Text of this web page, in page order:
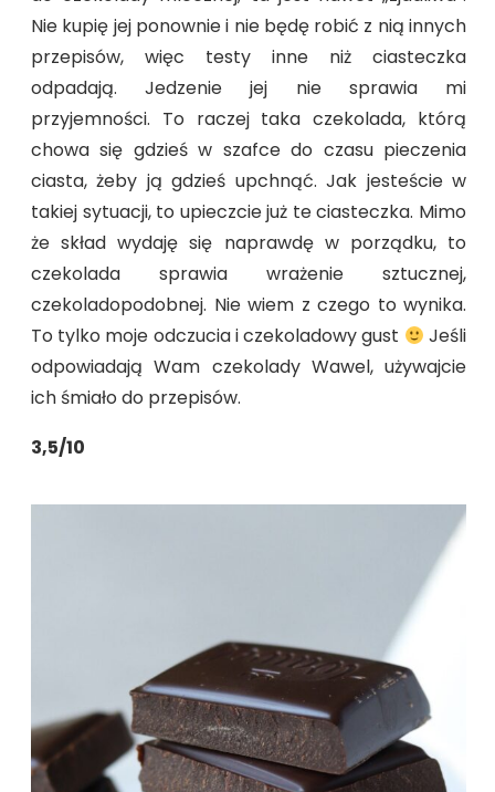
Nie kupię jej ponownie i nie będę robić z nią innych
przepisów, więc testy inne niż ciasteczka
odpadają. Jedzenie jej nie sprawia mi
przyjemności. To raczej taka czekolada, którą
chowa się gdzieś w szafce do czasu pieczenia
ciasta, żeby ją gdzieś upchnąć. Jak jesteście w
takiej sytuacji, to upieczcie już te ciasteczka. Mimo
że skład wydaję się naprawdę w porządku, to
czekolada sprawia wrażenie sztucznej,
czekoladopodobnej. Nie wiem z czego to wynika.
To tylko moje odczucia i czekoladowy gust
Jeśli
odpowiadają Wam czekolady Wawel, używajcie
ich śmiało do przepisów.
3,5/10